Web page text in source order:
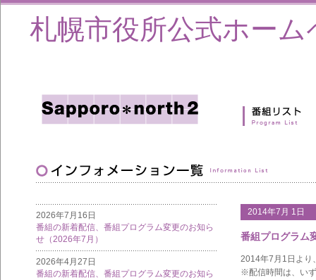
札幌市役所公式ホーム
2026年7月16日
番組の新着配信、番組プログラム変更のお知ら
せ（2026年7月）
2026年4月27日
番組の新着配信、番組プログラム変更のお知ら
2014年7月 1日
番組プログラム
2014年7月1日より
※配信時間は、い